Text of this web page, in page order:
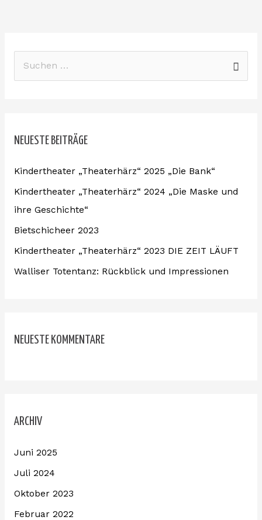
e
a
c
h
:
NEUESTE BEITRÄGE
Kindertheater „Theaterhärz“ 2025 „Die Bank“
Kindertheater „Theaterhärz“ 2024 „Die Maske und
ihre Geschichte“
Bietschicheer 2023
Kindertheater „Theaterhärz“ 2023 DIE ZEIT LÄUFT
Walliser Totentanz: Rückblick und Impressionen
NEUESTE KOMMENTARE
ARCHIV
Juni 2025
Juli 2024
Oktober 2023
Februar 2022